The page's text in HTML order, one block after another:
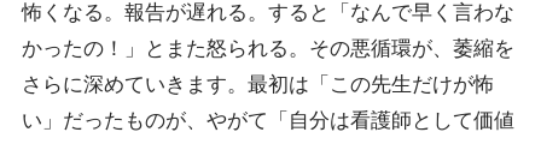
怖くなる。報告が遅れる。すると「なんで早く言わな
かったの！」とまた怒られる。その悪循環が、萎縮を
さらに深めていきます。最初は「この先生だけが怖
い」だったものが、やがて「自分は看護師として価値